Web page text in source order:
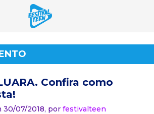
Confira como
30/07/2018, por festivalteen